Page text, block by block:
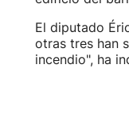
El diputado
otras tres han
incendio", ha